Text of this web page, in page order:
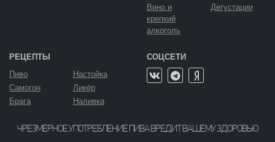
Вино и
крепкий
алкоголь
Дегустации
РЕЦЕПТЫ
Пиво
Самогон
Брага
Настойка
Ликёр
Наливка
СОЦСЕТИ
ЧРЕЗМЕРНОЕ УПОТРЕБЛЕНИЕ ПИВА ВРЕДИТ ВАШЕМУ ЗДОРОВЬЮ